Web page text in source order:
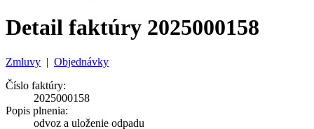
Detail faktúry 2025000158
Zmluvy | Objednávky
Číslo faktúry:
2025000158
Popis plnenia:
odvoz a uloženie odpadu